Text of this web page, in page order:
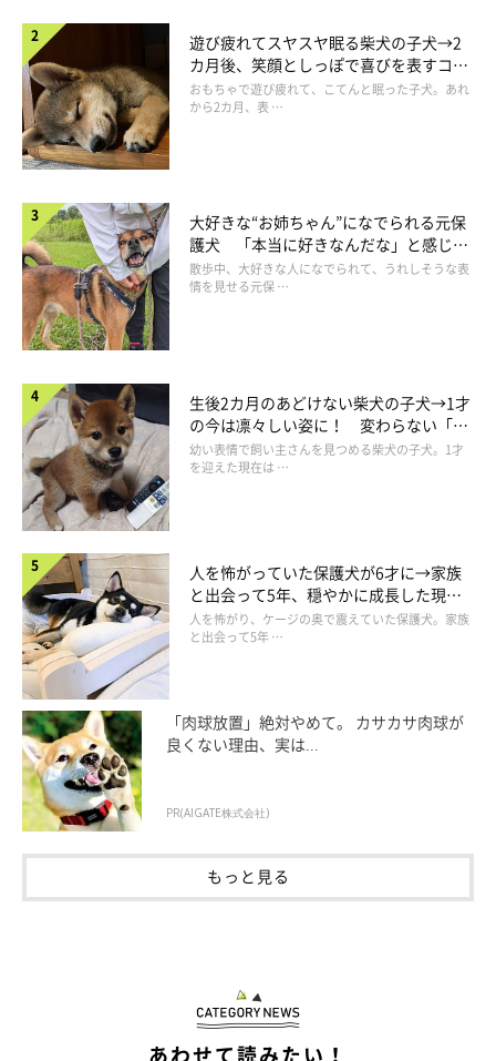
遊び疲れてスヤスヤ眠る柴犬の子犬→2
カ月後、笑顔としっぽで喜びを表すコに
成長！
おもちゃで遊び疲れて、こてんと眠った子犬。あれ
から2カ月、表 …
大好きな“お姉ちゃん”になでられる元保
護犬 「本当に好きなんだな」と感じる
表情にほっこり
散歩中、大好きな人になでられて、うれしそうな表
情を見せる元保 …
生後2カ月のあどけない柴犬の子犬→1才
の今は凛々しい姿に！ 変わらない「く
りくりおめめ」にもほっこり
幼い表情で飼い主さんを見つめる柴犬の子犬。1才
を迎えた現在は …
人を怖がっていた保護犬が6才に→家族
と出会って5年、穏やかに成長した現在
の姿にグッとくる
人を怖がり、ケージの奥で震えていた保護犬。家族
と出会って5年 …
「肉球放置」絶対やめて。 カサカサ肉球が
良くない理由、実は...
PR(AIGATE株式会社)
もっと見る
あわせて読みたい！